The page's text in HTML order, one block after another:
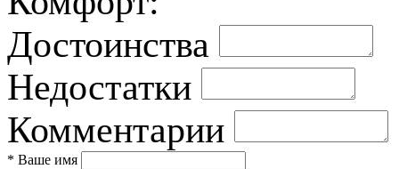
Достоинства
Недостатки
Комментарии
* Ваше имя